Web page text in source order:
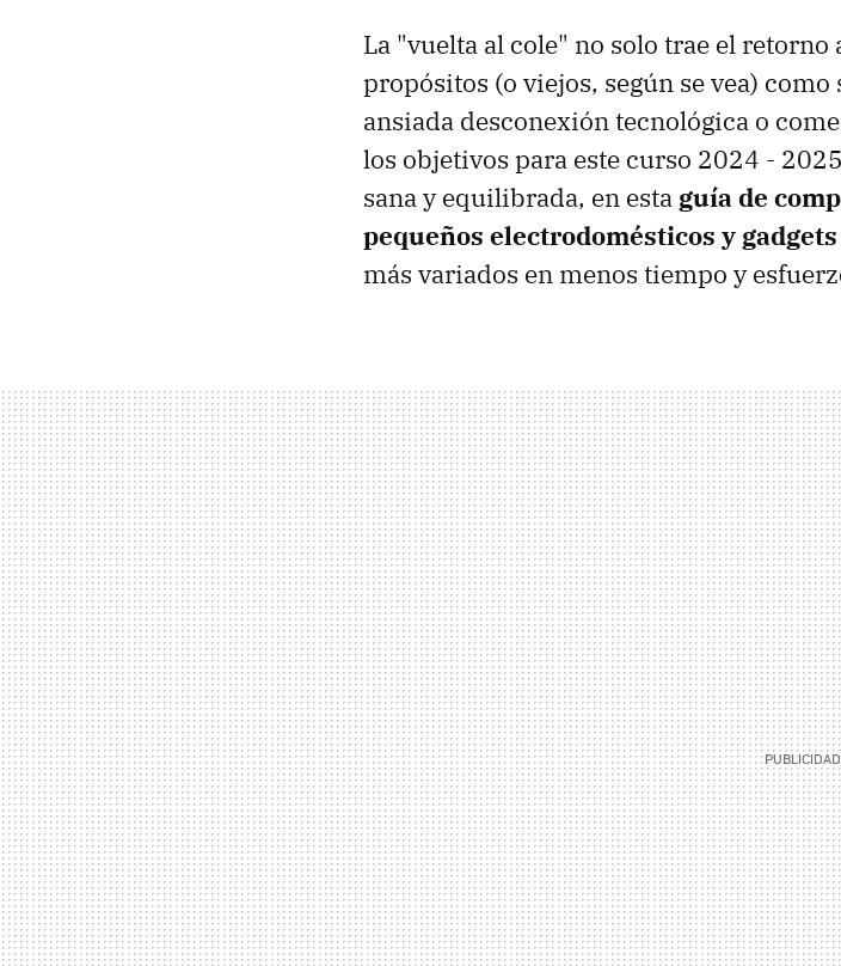
La "vuelta al cole" no solo trae el
propósitos (o viejos, según se vea)
ansiada desconexión tecnológica o
los objetivos para este curso 2024 -
sana y equilibrada, en esta guía de
pequeños electrodomésticos y
más variados en menos tiempo y